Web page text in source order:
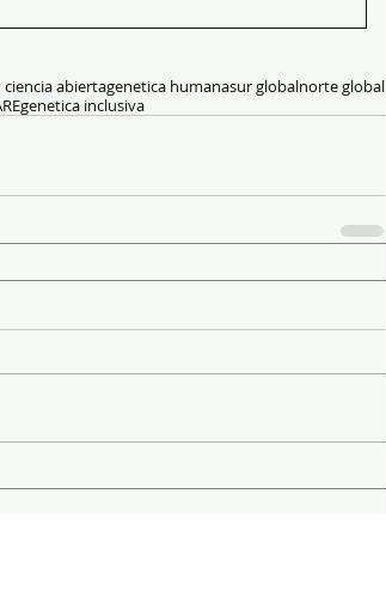
ciencia abiertagenetica humanasur globalnorte global
genetica inclusiva